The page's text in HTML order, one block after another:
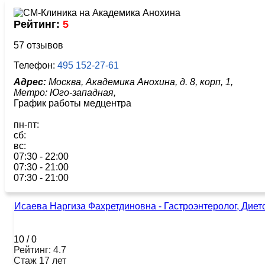
Рейтинг: 5
57 отзывов
Телефон: 495 152-27-61
Адрес: Москва, Академика Анохина, д. 8, корп, 1,
Метро: Юго-западная,
График работы медцентра
пн-пт:
сб:
вс:
07:30 - 22:00
07:30 - 21:00
07:30 - 21:00
Исаева Наргиза Фахретдиновна - Гастроэнтеролог,
10 /0
Рейтинг: 4.7
Стаж 17 лет